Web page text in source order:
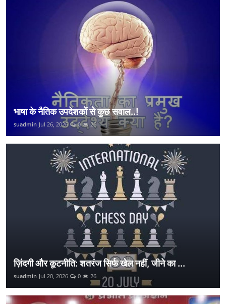
भाषा के नैतिक उपदेशकों से कुछ सवाल..!
suadmin Jul 26, 2026 0 26
ज़िंदगी और कूटनीति: शतरंज सिर्फ खेल नहीं, जीने का ...
suadmin Jul 20, 2026 0 26